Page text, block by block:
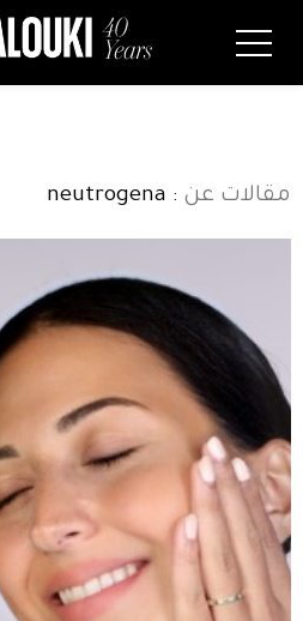
مقالات عن : neutrogena